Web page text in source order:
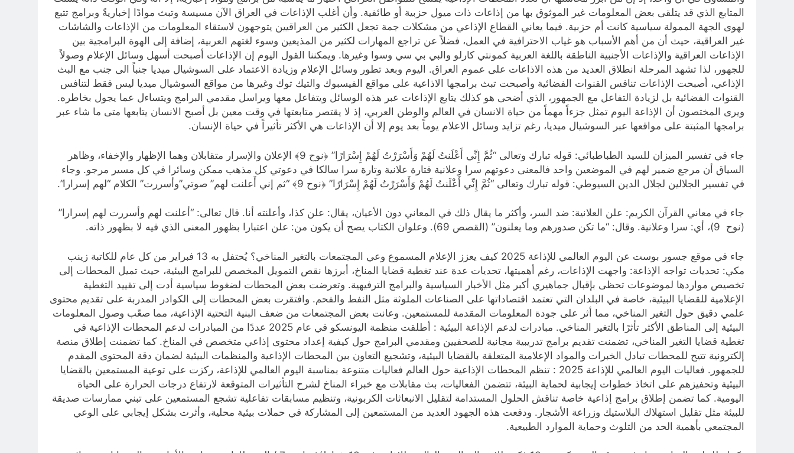
المتابع الذي قد يتلقى بعض المعلومات غير الموثوق بها من إذاعات ذات ميول حزبية أو طائفية. وأن أغلب الإذاعات في العراق الآن مسيسة وتبث موادًا إخباريةً وبرامج تتبع
لهوى الجهة الممولة سياسية كانت أم حزبية. فيما يعاني القطاع الإذاعي من مشكلات جمة تجعل الكثير من العراقيين يتوجهون لاستقاء المعلومات من الإذاعات والشاشات
غير العراقية، حيث أن من أهم الأسباب هو غياب الاحترافية في العمل، فضلاً عن تراجع المهارات لكثير من المذيعين وسوء لغتهم العربية، إضافة إلى الهوة البرامجية بين
الإذاعات العراقية والإذاعات الأجنبية الناطقة باللغة العربية كمونتي كارلو والبي بي سي وسوا وغيرها. ويمكننا القول اليوم إن الإذاعات أصبحت أسهل وسائل الإعلام وصولاً
للجهور، لذا تشهد المرحلة انطلاق العديد من هذه الاذاعات على عموم العراق. اليوم وبعد تطور وسائل الإعلام وزيادة الاعتماد على السوشيال ميديا جنباً الى جنب مع البث
الإذاعي، أصبحت الإذاعات تنافس القنوات الفضائية وأصبحت تبث برامجها الاذاعية على مواقع الفيسبوك والتيك توك وغيرها من مواقع السوشيال ميديا ليس فقط لتنافس
القنوات الفضائية بل لزيادة التفاعل مع الجمهور، الذي أضحى هو كذلك يتابع الإذاعات عبر هذه الوسائل ويتفاعل معها ويراسل مقدمي البرامج ويتساءل عما يجول بخاطره.
ويرى المختصون أن الإذاعة اليوم تمثل جزءاً مهماً من حياة الانسان في العالم والوطن العربي، إذ لا يقتصر متابعتها في وقت معين بل أصبح الانسان يتابعها متى ما شاء عبر
برامجها المثبتة على مواقعها عبر السوشيال ميديا، رغم تزايد وسائل الاعلام يوماً بعد يوم إلا أن الإذاعات هي الأكثر تأثيراً في حياة الإنسان.
جاء في تفسير الميزان للسيد الطباطبائي: قوله تبارك وتعالى “ثُمَّ إِنِّي أَعْلَنتُ لَهُمْ وَأَسْرَرْتُ لَهُمْ إِسْرَارًا” ﴿نوح 9﴾ الإعلان والإسرار متقابلان وهما الإظهار والإخفاء، وظاهر
السياق أن مرجع ضمير لهم في الموضعين واحد فالمعنى دعوتهم سرا وعلانية فتارة علانية وتارة سرا سالكا في دعوتي كل مذهب ممكن وسائرا في كل مسير مرجو. وجاء
في تفسير الجلالين لجلال الدين السيوطي: قوله تبارك وتعالى “ثُمَّ إِنِّي أَعْلَنتُ لَهُمْ وَأَسْرَرْتُ لَهُمْ إِسْرَارًا” ﴿نوح 9﴾ “ثم إني أَعلنت لهم” صوتي”وأسررت” الكلام “لهم إسرارا”.
جاء في معاني القرآن الكريم: علن العلانية: ضد السر، وأكثر ما يقال ذلك في المعاني دون الأعيان، يقال: علن كذا، وأعلنته أنا. قال تعالى: “أعلنت لهم وأسررت لهم إسرارا”
(نوح 9)، أي: سرا وعلانية. وقال: “ما تكن صدورهم وما يعلنون” (القصص 69). وعلوان الكتاب يصح أن يكون من: علن اعتبارا بظهور المعنى الذي فيه لا بظهور ذاته.
جاء في موقع جسور بوست عن اليوم العالمي للإذاعة 2025 كيف يعزز الإعلام المسموع وعي المجتمعات بالتغير المناخي؟ يُحتفل به 13 فبراير من كل عام للكاتبة زينب
مكي: تحديات تواجه الإذاعة: واجهت الإذاعات، رغم أهميتها، تحديات عدة عند تغطية قضايا المناخ، أبرزها نقص التمويل المخصص للبرامج البيئية، حيث تميل المحطات إلى
تخصيص مواردها لموضوعات تحظى بإقبال جماهيري أكبر مثل الأخبار السياسية والبرامج الترفيهية. وتعرضت بعض المحطات لضغوط سياسية أدت إلى تقييد التغطية
الإعلامية للقضايا البيئية، خاصة في البلدان التي تعتمد اقتصاداتها على الصناعات الملوثة مثل النفط والفحم. وافتقرت بعض المحطات إلى الكوادر المدربة على تقديم محتوى
علمي دقيق حول التغير المناخي، مما أثر على جودة المعلومات المقدمة للمستمعين. وعانت بعض المجتمعات من ضعف البنية التحتية الإذاعية، مما صعّب وصول المعلومات
البيئية إلى المناطق الأكثر تأثرًا بالتغير المناخي. مبادرات لدعم الإذاعة البيئية : أطلقت منظمة اليونسكو في عام 2025 عددًا من المبادرات لدعم المحطات الإذاعية في
تغطية قضايا التغير المناخي، تضمنت تقديم برامج تدريبية مجانية للصحفيين ومقدمي البرامج حول كيفية إعداد محتوى إذاعي متخصص في المناخ. كما تضمنت إطلاق منصة
إلكترونية تتيح للمحطات تبادل الخبرات والمواد الإعلامية المتعلقة بالقضايا البيئية، وتشجيع التعاون بين المحطات الإذاعية والمنظمات البيئية لضمان دقة المحتوى المقدم
للجمهور. فعاليات اليوم العالمي للإذاعة 2025 : تنظم المحطات الإذاعية حول العالم فعاليات متنوعة بمناسبة اليوم العالمي للإذاعة، ركزت على توعية المستمعين بالقضايا
البيئية وتحفيزهم على اتخاذ خطوات إيجابية لحماية البيئة، تتضمن الفعاليات، بث مقابلات مع خبراء المناخ لشرح التأثيرات المتوقعة لارتفاع درجات الحرارة على الحياة
اليومية. كما تضمن إطلاق برامج إذاعية خاصة تناقش الحلول المستدامة لتقليل الانبعاثات الكربونية، وتنظيم مسابقات تفاعلية تشجع المستمعين على تبني ممارسات صديقة
للبيئة مثل تقليل استهلاك البلاستيك وزراعة الأشجار. ودفعت هذه الجهود العديد من المستمعين إلى المشاركة في حملات بيئية محلية، وأثرت بشكل إيجابي على الوعي
المجتمعي بأهمية الحد من التلوث وحماية الموارد الطبيعية.